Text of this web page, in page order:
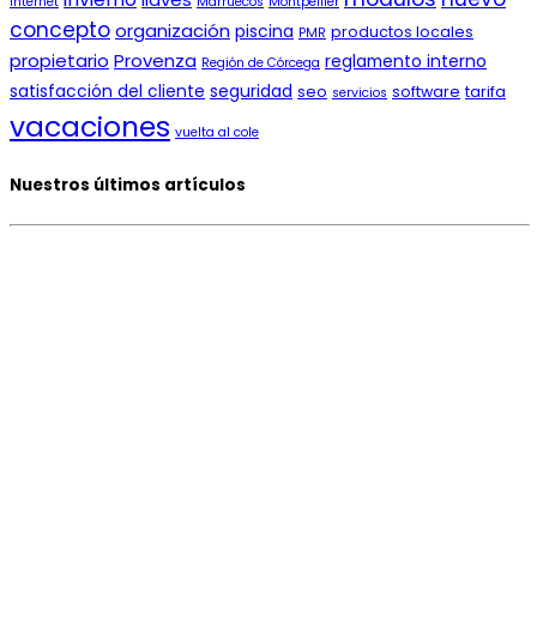
conceptoorganización piscina PMR productos locales
propietario Provenza Región de Córcega reglamento interno
satisfacción del cliente seguridad seo servicios software tarifa
vacaciones vuelta al cole
Nuestros últimos artículos